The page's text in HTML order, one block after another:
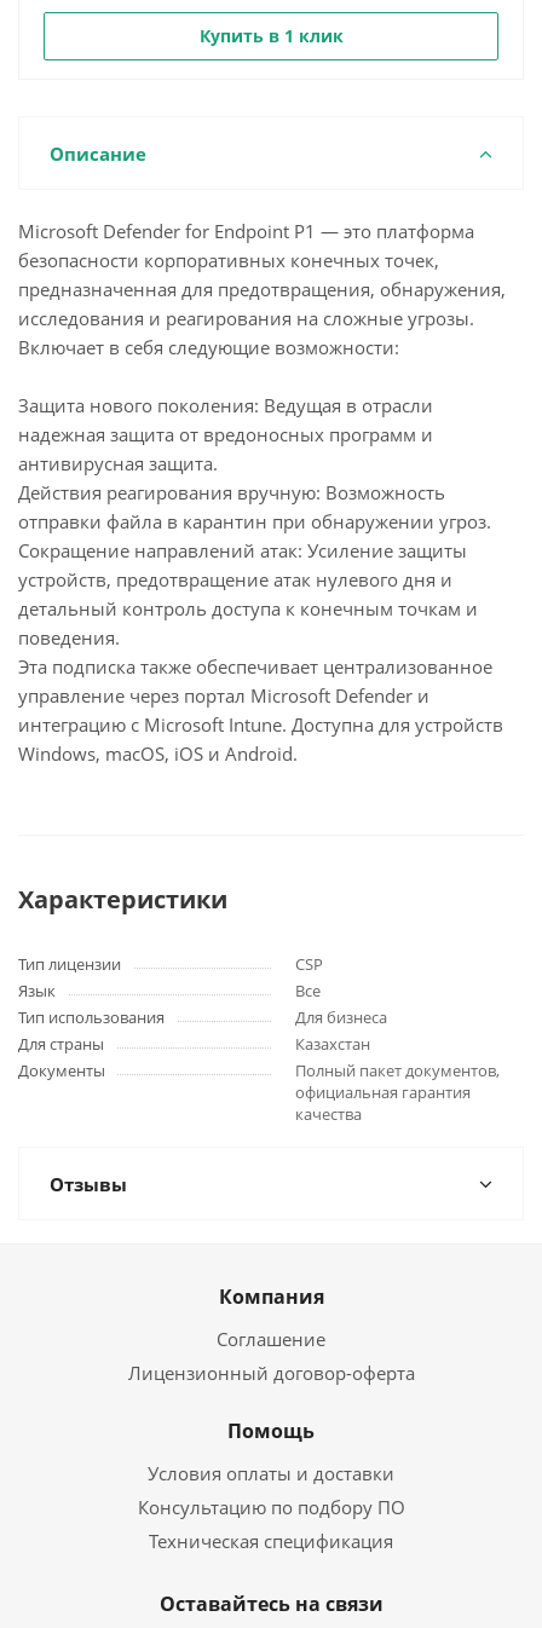
Купить в 1 клик
Описание
Microsoft Defender for Endpoint P1 — это платформа
безопасности корпоративных конечных точек,
предназначенная для предотвращения, обнаружения,
исследования и реагирования на сложные угрозы.
Включает в себя следующие возможности:
Защита нового поколения: Ведущая в отрасли
надежная защита от вредоносных программ и
антивирусная защита.
Действия реагирования вручную: Возможность
отправки файла в карантин при обнаружении угроз.
Сокращение направлений атак: Усиление защиты
устройств, предотвращение атак нулевого дня и
детальный контроль доступа к конечным точкам и
поведения.
Эта подписка также обеспечивает централизованное
управление через портал Microsoft Defender и
интеграцию с Microsoft Intune. Доступна для устройств
Windows, macOS, iOS и Android.
Характеристики
Тип лицензии
CSP
Язык
Все
Тип использования
Для бизнеса
Для страны
Казахстан
Документы
Полный пакет документов,
официальная гарантия
качества
Отзывы
Компания
Соглашение
Лицензионный договор-оферта
Помощь
Условия оплаты и доставки
Консультацию по подбору ПО
Техническая спецификация
Оставайтесь на связи